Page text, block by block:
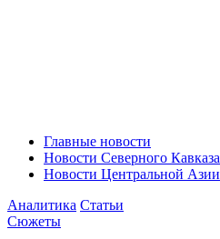
Главные новости
Новости Северного Кавказа
Новости Центральной Азии
Аналитика Статьи
Сюжеты